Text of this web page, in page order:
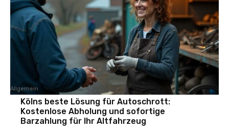
Allgemein
Kölns beste Lösung für Autoschrott:
Kostenlose Abholung und sofortige
Barzahlung für Ihr Altfahrzeug